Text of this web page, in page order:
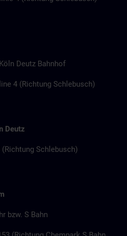
Deutz Bahnhof
4 (Richtung Schlebusch)
Deutz
Schlebusch)
bzw. S Bahn